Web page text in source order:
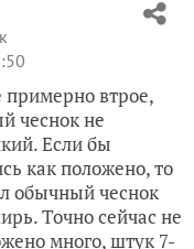
примерно втрое,
чеснок не
Если бы
как положено, то
обычный чеснок
Точно сейчас не
много, штук 7-